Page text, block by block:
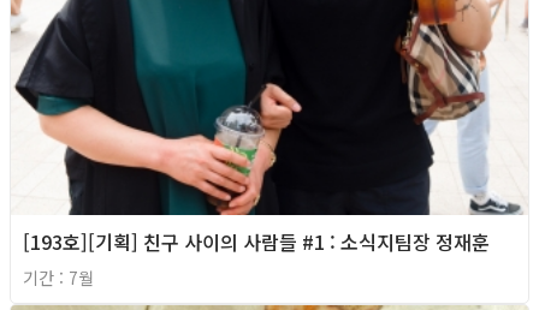
[193호][기획] 친구 사이의 사람들 #1 : 소식지팀장 정재훈
기간 : 7월